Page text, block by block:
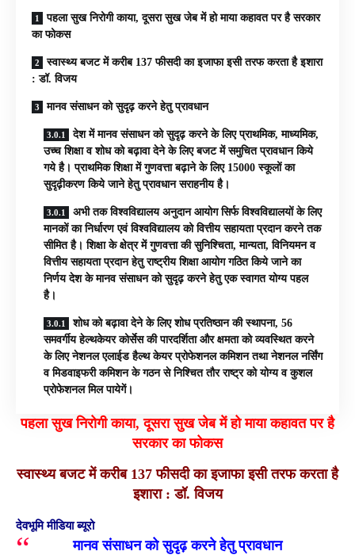
पहला सुख निरोगी काया, दूसरा सुख जेब में हो माया कहावत पर है सरकार
का फोकस
स्वास्थ्य बजट में करीब 137 फीसदी का इजाफा इसी तरफ करता है इशारा
: डॉ. विजय
मानव संसाधन को सुदृढ़ करने हेतु प्रावधान
देश में मानव संसाधन को सुदृढ़ करने के लिए प्राथमिक, माध्यमिक,
उच्च शिक्षा व शोध को बढ़ावा देने के लिए बजट में समुचित प्रावधान किये
गये है। प्राथमिक शिक्षा में गुणवत्ता बढ़ाने के लिए 15000 स्कूलों का
सुदृढ़ीकरण किये जाने हेतु प्रावधान सराहनीय है।
अभी तक विश्वविद्यालय अनुदान आयोग सिर्फ विश्वविद्यालयों के लिए
मानकों का निर्धारण एवं विश्वविद्यालय को वित्तीय सहायता प्रदान करने तक
सीमित है। शिक्षा के क्षेत्र में गुणवत्ता की सुनिश्चिता, मान्यता, विनियमन व
वित्तीय सहायता प्रदान हेतु राष्ट्रीय शिक्षा आयोग गठित किये जाने का
निर्णय देश के मानव संसाधन को सुदृढ़ करने हेतु एक स्वागत योग्य पहल
है।
शोध को बढ़ावा देने के लिए शोध प्रतिष्ठान की स्थापना, 56
समवर्गीय हेल्थकेयर कोर्सेस की पारदर्शिता और क्षमता को व्यवस्थित करने
के लिए नेशनल एलाईड हैल्थ केयर प्रोफेशनल कमिशन तथा नेशनल नर्सिंग
व मिडवाइफरी कमिशन के गठन से निश्चित तौर राष्ट्र को योग्य व कुशल
प्रोफेशनल मिल पायेगें।
पहला सुख निरोगी काया, दूसरा सुख जेब में हो माया कहावत पर है
सरकार का फोकस
स्वास्थ्य बजट में करीब 137 फीसदी का इजाफा इसी तरफ करता है
इशारा : डॉ. विजय
देवभूमि मीडिया ब्यूरो
मानव संसाधन को सुदृढ़ करने हेतु प्रावधान